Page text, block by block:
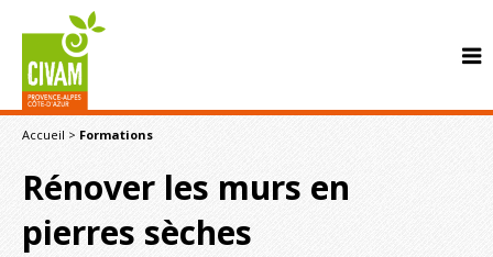
Accueil > Formations
Rénover les murs en
pierres sèches